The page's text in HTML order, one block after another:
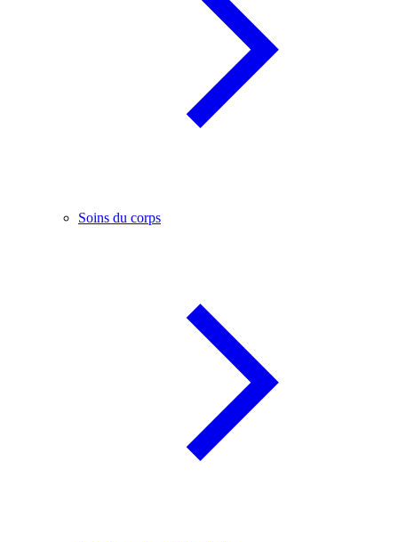
Soins du corps